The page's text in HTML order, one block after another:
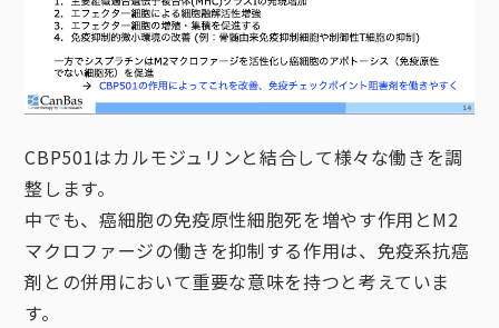
CBP501はカルモジュリンと結合して様々な働きを調
整します。
中でも、癌細胞の免疫原性細胞死を増やす作用とM2
マクロファージの働きを抑制する作用は、免疫系抗癌
剤との併用において重要な意味を持つと考えていま
す。